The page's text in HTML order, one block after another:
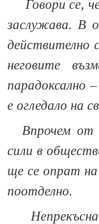
Говори се,
заслужава. В
действително
неговите
парадоксално
е огледало на
Впрочем от
сили в
ще се опрат
поотделно.